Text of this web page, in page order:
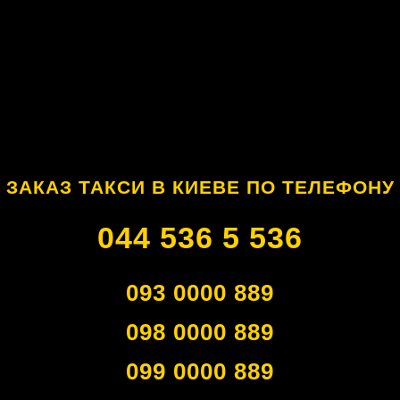
ЗАКАЗ ТАКСИ В КИЕВЕ ПО ТЕЛЕФОНУ
044 536 5 536
093 0000 889
098 0000 889
099 0000 889